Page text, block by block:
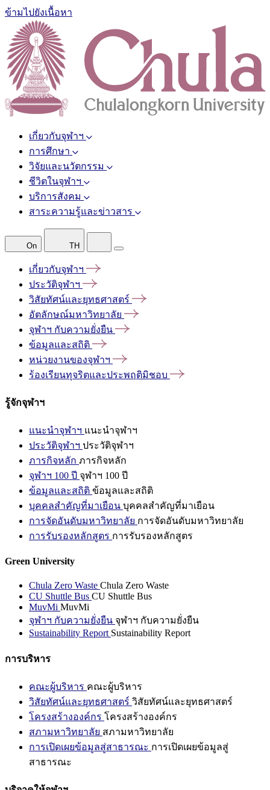
ข้ามไปยังเนื้อหา
เกี่ยวกับจุฬาฯ
การศึกษา
วิจัยและนวัตกรรม
ชีวิตในจุฬาฯ
บริการสังคม
สาระความรู้และข่าวสาร
On TH
เกี่ยวกับจุฬาฯ
ประวัติจุฬาฯ
วิสัยทัศน์และยุทธศาสตร์
อัตลักษณ์มหาวิทยาลัย
จุฬาฯ กับความยั่งยืน
ข้อมูลและสถิติ
หน่วยงานของจุฬาฯ
ร้องเรียนทุจริตและประพฤติมิชอบ
รู้จักจุฬาฯ
แนะนำจุฬาฯ แนะนำจุฬาฯ
ประวัติจุฬาฯ ประวัติจุฬาฯ
ภารกิจหลัก ภารกิจหลัก
จุฬาฯ 100 ปี จุฬาฯ 100 ปี
ข้อมูลและสถิติ ข้อมูลและสถิติ
บุคคลสำคัญที่มาเยือน บุคคลสำคัญที่มาเยือน
การจัดอันดับมหาวิทยาลัย การจัดอันดับมหาวิทยาลัย
การรับรองหลักสูตร การรับรองหลักสูตร
Green University
Chula Zero Waste Chula Zero Waste
CU Shuttle Bus CU Shuttle Bus
MuvMi MuvMi
จุฬาฯ กับความยั่งยืน จุฬาฯ กับความยั่งยืน
Sustainability Report Sustainability Report
การบริหาร
คณะผู้บริหาร คณะผู้บริหาร
วิสัยทัศน์และยุทธศาสตร์ วิสัยทัศน์และยุทธศาสตร์
โครงสร้างองค์กร โครงสร้างองค์กร
สภามหาวิทยาลัย สภามหาวิทยาลัย
การเปิดเผยข้อมูลสู่สาธารณะ การเปิดเผยข้อมูลสู่
สาธารณะ